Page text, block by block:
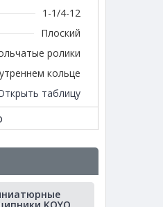
1-1/4-12
Плоский
ролики
кольце
таблицу